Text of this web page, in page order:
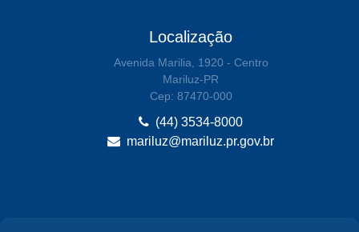
Localização
Avenida Marilia, 1920 - Centro
Mariluz-PR
Cep: 87470-000
(44) 3534-8000
mariluz@mariluz.pr.gov.br